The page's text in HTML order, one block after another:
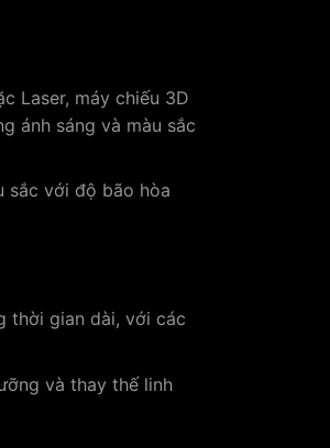
Laser, máy chiếu 3D
ánh sáng và màu sắc
sắc với độ bão hòa
thời gian dài, với các
và thay thế linh